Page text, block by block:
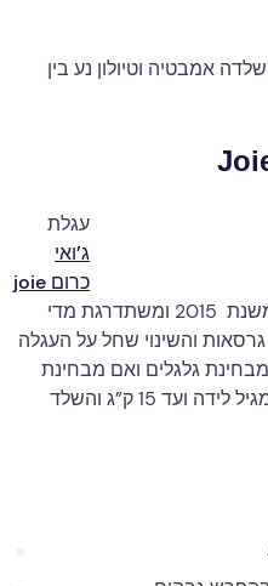
אמבטיה וטיולון נע בין
עגלת
ג’ואי
כרום joie
משווקת בישראל החל משנת 2015 ומשתדרגת מדי
גרסאות והשינוי שחל על העגלה
גלגלים ואם מבחינת
הבדים והעיצוב. העגלה מתאימה מגיל לידה ועד 15 ק”ג והשלד